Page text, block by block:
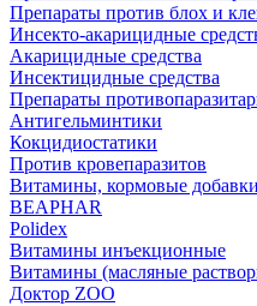
Препараты против блох и
Инсекто-акарицидные
Акарицидные средства
Инсектицидные средства
Препараты
Антигельминтики
Кокцидиостатики
Против кровепаразитов
Витамины, кормовые добавки
BEAPHAR
Polidex
Витамины инъекционные
Витамины (масляные
Доктор ZOO